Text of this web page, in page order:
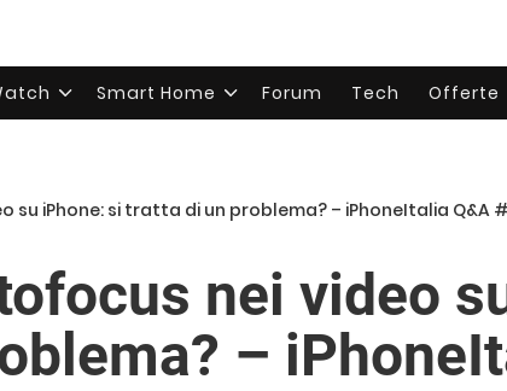
Smart Home Forum Tech Offerte
su iPhone: si tratta di un problema? – iPhoneItalia Q&A
nei video
–